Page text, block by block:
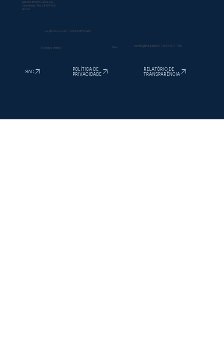
Estados Unidos Peru
comex@inata.global +55 34 3277-1400
BR-365, KM-615 - Alvorada,
Uberlândia - MG, 38407-180
Brasil
SAC
POLÍTICA DE
PRIVACIDADE
RELATÓRIO DE
TRANSPARÊNCIA
sac@inata.com.br +55 34 3277-1400